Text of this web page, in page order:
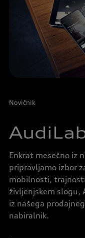
Novičnik
Enkrat mesečno iz
pripravljamo izbor
mobilnosti,
življenjskem slogu,
iz našega
nabiralnik.